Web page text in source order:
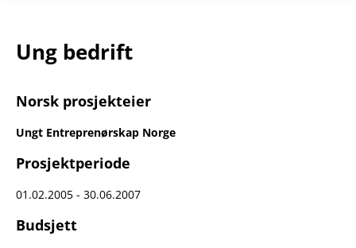
Ung bedrift
Norsk prosjekteier
Ungt Entreprenørskap Norge
Prosjektperiode
01.02.2005 - 30.06.2007
Budsjett